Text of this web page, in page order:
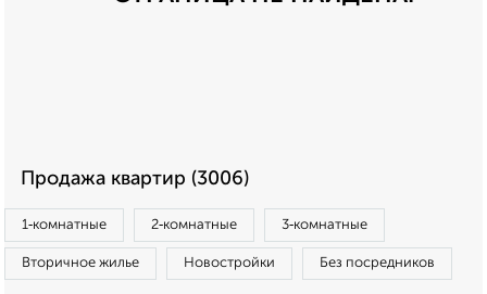
Продажа квартир (3006)
1‑комнатные 2‑комнатные 3‑комнатные
Вторичное жилье Новостройки Без посредников